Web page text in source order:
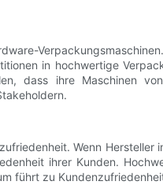
in hochwertige
dass ihre Maschinen
Wenn
ihrer Kunden.
führt zu